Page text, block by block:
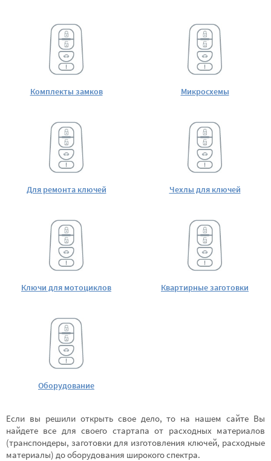
Комплекты замков Микросхемы
Для ремонта ключей Чехлы для ключей
Ключи для мотоциклов Квартирные заготовки
Оборудование
Если вы решили открыть свое дело, то на нашем сайте Вы
найдете все для своего стартапа от расходных материалов
(транспондеры, заготовки для изготовления ключей, расходные
материалы) до оборудования широкого спектра.